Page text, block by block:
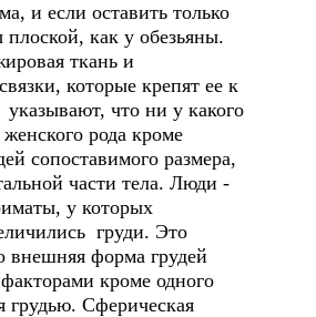
и если оставить только
плоской, как у обезьяны.
ткань и
которые крепят ее к
что ни у какого
рода кроме
сопоставимого размера,
части тела. Люди -
у которых
груди. Это
внешняя форма грудей
кроме одного
грудью. Сферическая